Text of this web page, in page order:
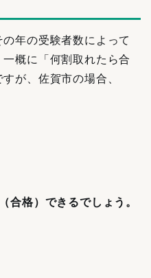
年の受験者数によって
概に「何割取れたら合
が、佐賀市の場合、
合格）できるでしょう。